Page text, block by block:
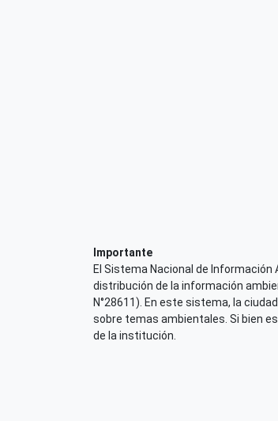
Importante
El Sistema Nacional de
distribución de la información
N°28611). En este sistema, la
sobre temas ambientales. Si bien
de la institución.